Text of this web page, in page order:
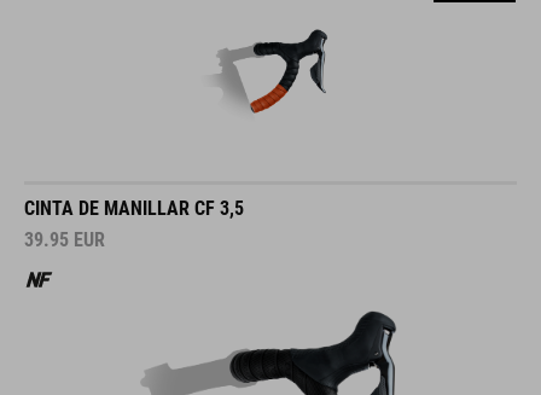
CINTA DE MANILLAR CF 3,5
39.95 EUR